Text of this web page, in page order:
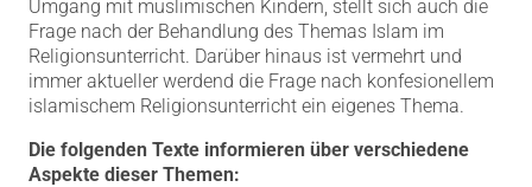
Umgang mit muslimischen Kindern, stellt sich auch die
Frage nach der Behandlung des Themas Islam im
Religionsunterricht. Darüber hinaus ist vermehrt und
immer aktueller werdend die Frage nach konfesionellem
islamischem Religionsunterricht ein eigenes Thema.
Die folgenden Texte informieren über verschiedene
Aspekte dieser Themen: